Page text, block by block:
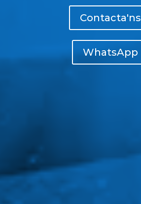
Contacta'ns
WhatsApp